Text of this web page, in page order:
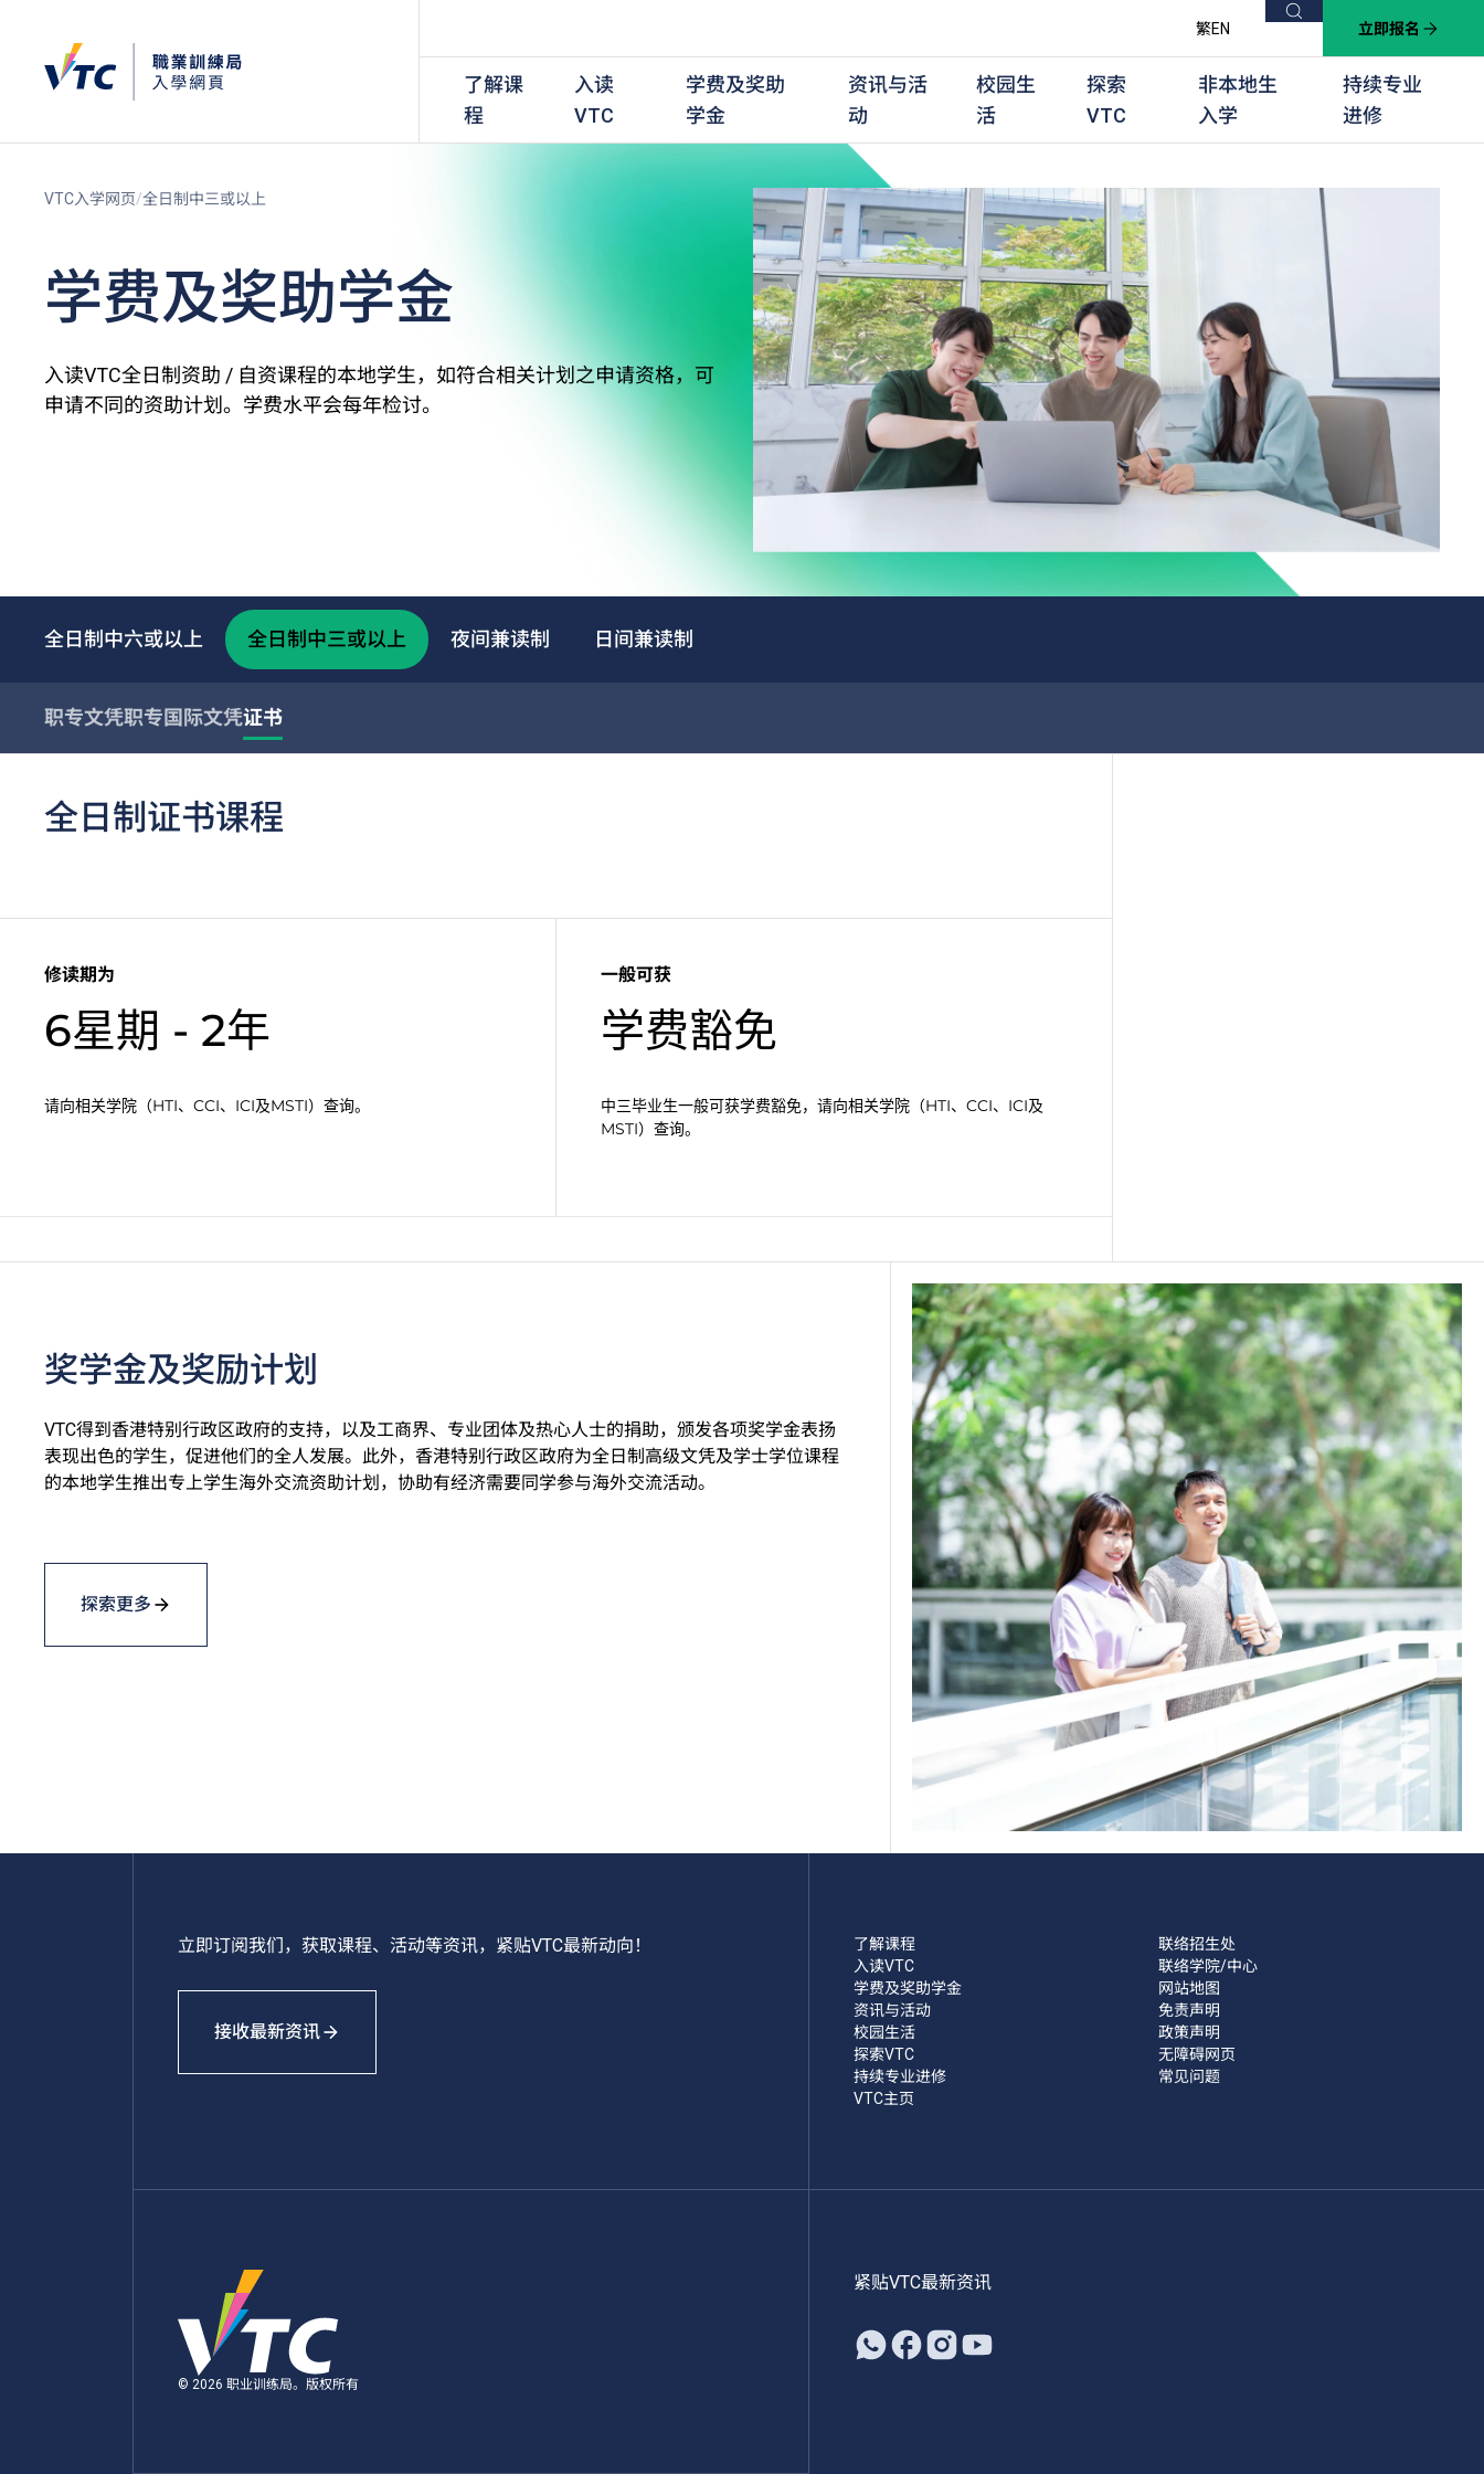
繁EN 搜索 立即报名
了解课
程
职前培训课程
全日制中六或以上
全日制中三或以上
衔接学士学位
在职培训课程
持续专业进修
夜间兼读制
日间兼读制
学历程度
学士学位
高级文凭
文凭
证书
其他课程
应用学习课程
社群培训计划
其他专业课程
专业考试及认可
学徒及其他训练计划
入读
VTC
全日制中六或以上
全日制中三或以上
衔接学士学位
在职培训
持续专业进修
夜间兼读制
日间兼读制
学费及奖助
学金
学费及资助
全日制中六或以上
全日制中三或以上
日间兼读制
奖学金
奖学金及奖励计划
资讯与活
动
校园生
活
探索
VTC
非本地生
入学
持续专业
进修
VTC入学网页 全日制中三或以上
学费及奖助学金
入读VTC全日制资助 / 自资课程的本地学生，如符合相关计划之申请资格，可
申请不同的资助计划。学费水平会每年检讨。
全日制中六或以上 全日制中三或以上 夜间兼读制 日间兼读制
职专文凭职专国际文凭证书
全日制证书课程
修读期为
6星期 - 2年
请向相关学院（HTI、CCI、ICI及MSTI）查询。
一般可获
学费豁免
中三毕业生一般可获学费豁免，请向相关学院（HTI、CCI、ICI及
MSTI）查询。
奖学金及奖励计划
VTC得到香港特别行政区政府的支持，以及工商界、专业团体及热心人士的捐助，颁发各项奖学金表扬
表现出色的学生，促进他们的全人发展。此外，香港特别行政区政府为全日制高级文凭及学士学位课程
的本地学生推出专上学生海外交流资助计划，协助有经济需要同学参与海外交流活动。
探索更多
立即订阅我们，获取课程、活动等资讯，紧贴VTC最新动向！
接收最新资讯
了解课程
入读VTC
学费及奖助学金
资讯与活动
校园生活
探索VTC
持续专业进修
VTC主页
联络招生处
联络学院/中心
网站地图
免责声明
政策声明
无障碍网页
常见问题
© 2026 职业训练局。版权所有
紧贴VTC最新资讯